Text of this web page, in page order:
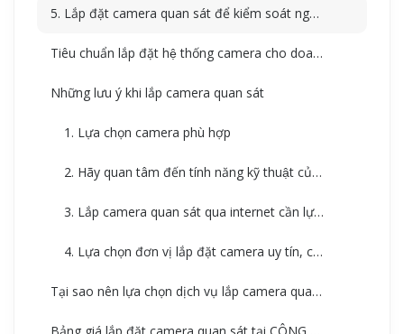
5. Lắp đặt camera quan sát để kiểm soát người giúp việc
Tiêu chuẩn lắp đặt hệ thống camera cho doanh nghiệp
Những lưu ý khi lắp camera quan sát
1. Lựa chọn camera phù hợp
2. Hãy quan tâm đến tính năng kỹ thuật của camera quan sát hơn là giá thành
3. Lắp camera quan sát qua internet cần lựa chọn vị trí lắp đặt phù hợp
4. Lựa chọn đơn vị lắp đặt camera uy tín, chất lượng
Tại sao nên lựa chọn dịch vụ lắp camera quan sát tại CÔNG THÀNH